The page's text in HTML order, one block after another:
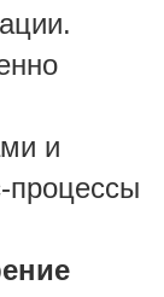
и
процессы